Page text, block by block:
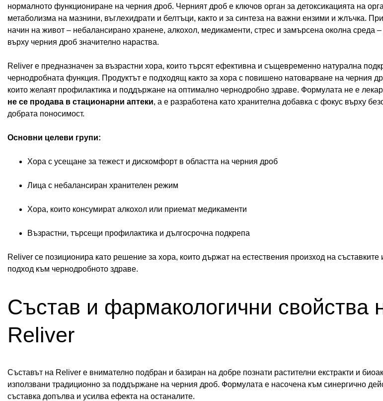
нормалното функциониране на черния дроб. Черният дроб е ключов орган за детоксикацията на
метаболизма на мазнини, въглехидрати и белтъци, както и за синтеза на важни ензими и жлъчка.
начин на живот – небалансирано хранене, алкохол, медикаменти, стрес и замърсена околна среда
върху черния дроб значително нараства.
Reliver е предназначен за възрастни хора, които търсят ефективна и същевременно натурална
чернодробната функция. Продуктът е подходящ както за хора с повишено натоварване на черния
които желаят профилактика и поддържане на оптимално чернодробно здраве. Формулата не е
не се продава в стационарни аптеки, а е разработена като хранителна добавка с фокус върху
добрата поносимост.
Основни целеви групи:
Хора с усещане за тежест и дискомфорт в областта на черния дроб
Лица с небалансиран хранителен режим
Хора, които консумират алкохол или приемат медикаменти
Възрастни, търсещи профилактика и дългосрочна подкрепа
Reliver се позиционира като решение за хора, които държат на естествения произход на съставките
подход към чернодробното здраве.
Състав и фармакологични свойства
Reliver
Съставът на Reliver е внимателно подбран и базиран на добре познати растителни екстракти и
използвани традиционно за поддържане на черния дроб. Формулата е насочена към синергично
съставка допълва и усилва ефекта на останалите.